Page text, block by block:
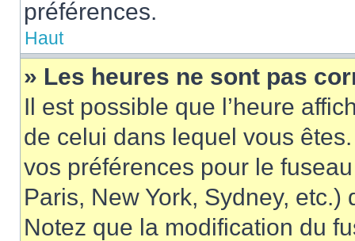
préférences.
Haut
» Les heures ne sont pas
Il est possible que l’heure
de celui dans lequel vous
vos préférences pour le
Paris, New York, Sydney, etc.)
Notez que la modification du